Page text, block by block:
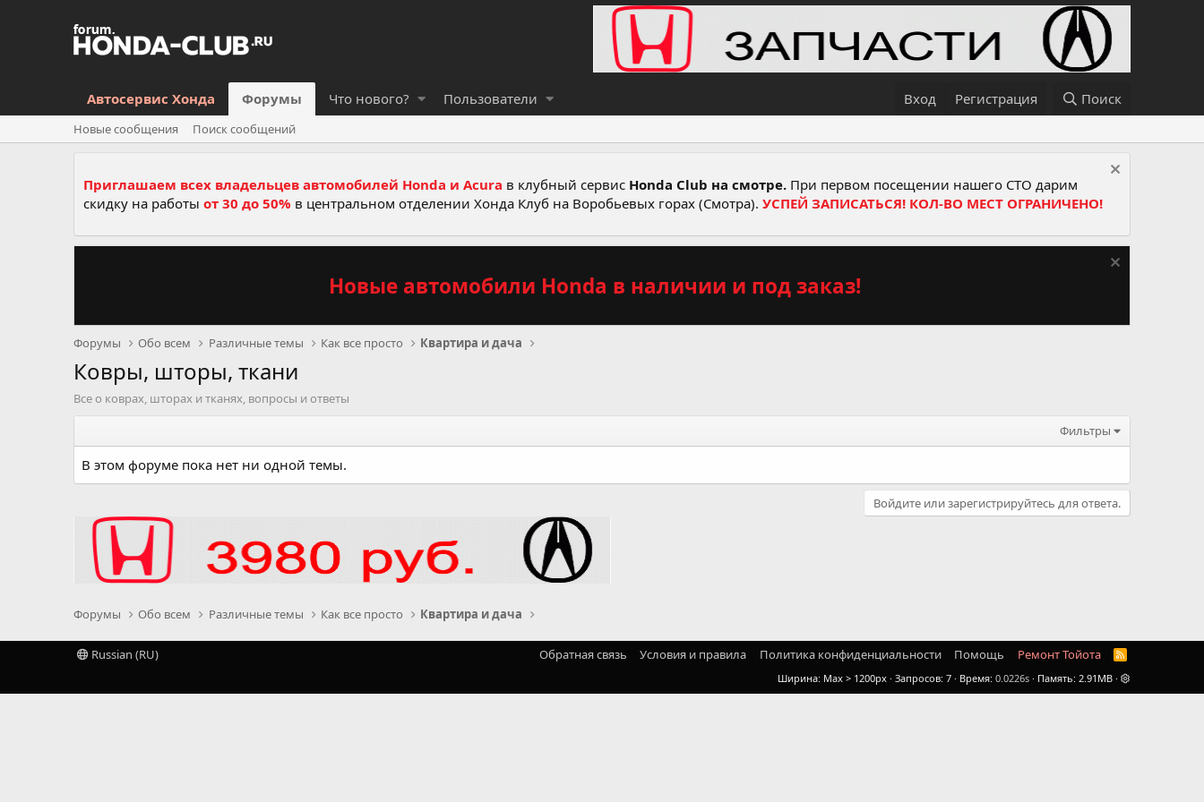
Автосервис Хонда Форумы Что нового? Пользователи Вход Регистрация Поиск
Новые сообщения Поиск сообщений
Приглашаем всех владельцев автомобилей Honda и Acura в клубный сервис Honda Club на смотре. При первом посещении нашего СТО дарим
скидку на работы от 30 до 50% в центральном отделении Хонда Клуб на Воробьевых горах (Смотра). УСПЕЙ ЗАПИСАТЬСЯ! КОЛ-ВО МЕСТ ОГРАНИЧЕНО!
Новые автомобили Honda в наличии и под заказ!
Форумы Обо всем Различные темы Как все просто Квартира и дача
Ковры, шторы, ткани
Все о коврах, шторах и тканях, вопросы и ответы
Фильтры
В этом форуме пока нет ни одной темы.
Войдите или зарегистрируйтесь для ответа.
Форумы Обо всем Различные темы Как все просто Квартира и дача
Russian (RU) Обратная связь Условия и правила Политика конфиденциальности Помощь Ремонт Тойота
R
S
Ширина Запросов 7 Время 0.0226s Память 2.91MB